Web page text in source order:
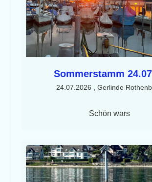
Sommerstamm
24.07.2026 , Gerlinde
Schön wars